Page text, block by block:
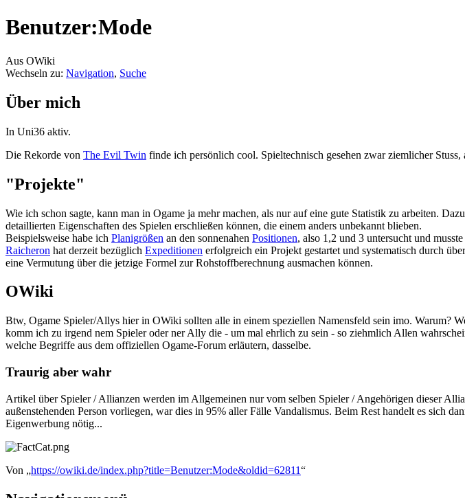
Benutzer:Mode
Aus OWiki
Wechseln zu: Navigation, Suche
Über mich
In Uni36 aktiv.
Die Rekorde von The Evil Twin finde ich persönlich cool. Spieltechnisch gesehen zwar ziemlicher
"Projekte"
Wie ich schon sagte, kann man in Ogame ja mehr machen, als nur auf eine gute Statistik zu arbeiten.
detaillierten Eigenschaften des Spielen erschließen können, die einem anders unbekannt blieben.
Beispielsweise habe ich Planigrößen an den sonnenahen Positionen, also 1,2 und 3 untersucht und
Raicheron hat derzeit bezüglich Expeditionen erfolgreich ein Projekt gestartet und systematisch durch
eine Vermutung über die jetzige Formel zur Rohstoffberechnung ausmachen können.
OWiki
Btw, Ogame Spieler/Allys hier in OWiki sollten alle in einem speziellen Namensfeld sein imo. Warum?
komm ich zu irgend nem Spieler oder ner Ally die - um mal ehrlich zu sein - so ziehmlich Allen
welche Begriffe aus dem offiziellen Ogame-Forum erläutern, dasselbe.
Traurig aber wahr
Artikel über Spieler / Allianzen werden im Allgemeinen nur vom selben Spieler / Angehörigen dieser
außenstehenden Person vorliegen, war dies in 95% aller Fälle Vandalismus. Beim Rest handelt es sich
Eigenwerbung nötig...
Von „https://owiki.de/index.php?title=Benutzer:Mode&oldid=62811“